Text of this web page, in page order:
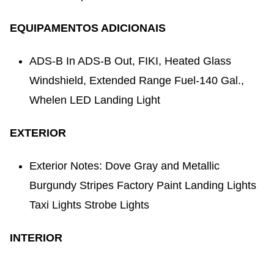
EQUIPAMENTOS ADICIONAIS
ADS-B In ADS-B Out, FIKI, Heated Glass
Windshield, Extended Range Fuel-140 Gal.,
Whelen LED Landing Light
EXTERIOR
Exterior Notes: Dove Gray and Metallic
Burgundy Stripes Factory Paint Landing Lights
Taxi Lights Strobe Lights
INTERIOR